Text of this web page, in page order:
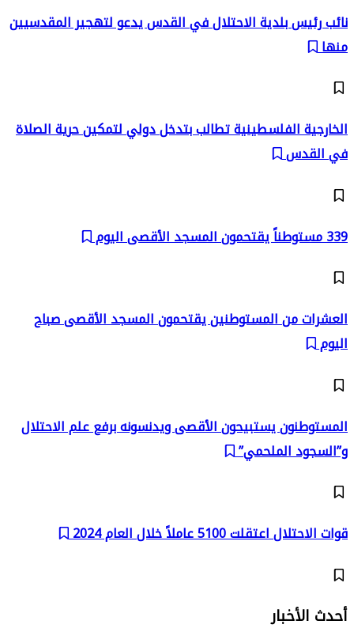
نائب رئيس بلدية الاحتلال في القدس يدعو لتهجير المقدسيين
منها
الخارجية الفلسطينية تطالب بتدخل دولي لتمكين حرية الصلاة
في القدس
339 مستوطناً يقتحمون المسجد الأقصى اليوم
العشرات من المستوطنين يقتحمون المسجد الأقصى صباح
اليوم
المستوطنون يستبيحون الأقصى ويدنسونه برفع علم الاحتلال
و”السجود الملحمي”
قوات الاحتلال اعتقلت 5100 عاملاً خلال العام 2024
أحدث الأخبار